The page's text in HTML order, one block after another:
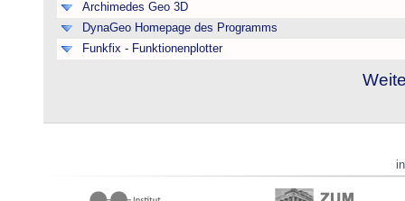
Archimedes Geo 3D
DynaGeo Homepage des Programms
Funkfix - Funktionenplotter